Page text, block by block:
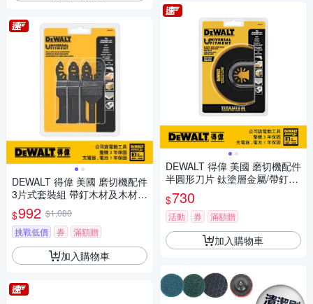
DEWALT 得偉 美國 磨切機配件
3片式套裝組 帶釘木材及木材石
膏板及PVC切割 (DWA4215)
$992 $1,080
挑戰低價
券 滿額贈
加入購物車
DEWALT 得偉 美國 磨切機配件
半圓形刀片 鈦塗層金屬/帶釘木
材/PVC用 (DWA4213)
$730
活動 券 滿額贈
加入購物車